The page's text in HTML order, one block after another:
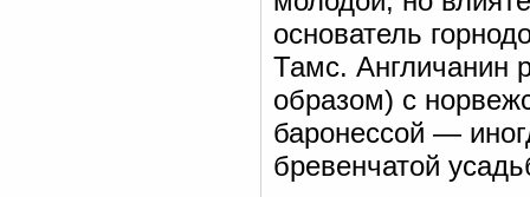
основатель
Тамс. Англичанин
образом) с
баронессой —
бревенчатой